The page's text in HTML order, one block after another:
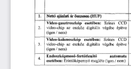
1.
Nettó ajánlati är összesen (HUF)
2.
Video-gasztroszkóp esetében: Színes CCD
video-chip az eszköz digitalis végébe építve
(igen! nem)
3.
Video-kolonoszkóp esetében: Színes CCD
video-chip az eszköz digitalis végébe építve
(igen / nem)
4.
Endoszkópmosó-fertőtlenítő
automata
esetében: Erintőképemyö megléte (igen / nem)